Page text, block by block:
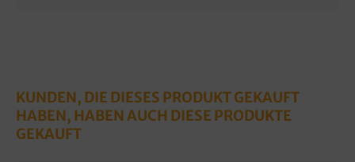
KUNDEN, DIE DIESES PRODUKT GEKAUFT
HABEN, HABEN AUCH DIESE PRODUKTE
GEKAUFT